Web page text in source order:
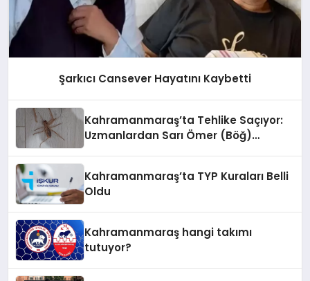
Şarkıcı Cansever Hayatını Kaybetti
Kahramanmaraş’ta Tehlike Saçıyor:
Uzmanlardan Sarı Ömer (Böğ)
Kahramanmaraş’ta TYP Kuraları Belli
Oldu
Kahramanmaraş hangi takımı
tutuyor?